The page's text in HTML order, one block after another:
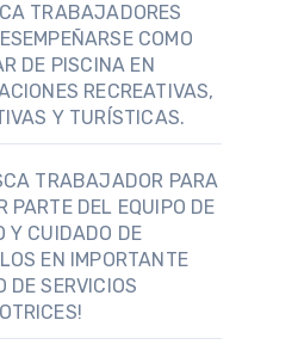
TRABAJADORES
COMO
DE PISCINA EN
RECREATIVAS,
Y TURÍSTICAS.
TRABAJADOR PARA
PARTE DEL EQUIPO DE
Y CUIDADO DE
EN IMPORTANTE
DE SERVICIOS